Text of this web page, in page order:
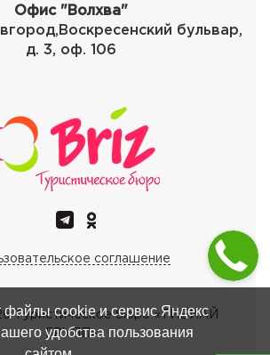
Офис "Волхва"
бульвар,
д. 3, оф. 106
соглашение
Туристическое бюро «ТИБИАЙ
ГРУПП»
файлы cookie и сервис Яндекс
удобства пользования